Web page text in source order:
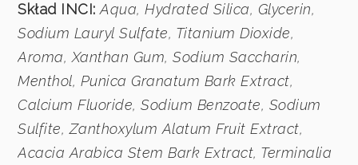
Skład INCI: Aqua, Hydrated Silica, Glycerin,
Sodium Lauryl Sulfate, Titanium Dioxide,
Aroma, Xanthan Gum, Sodium Saccharin,
Menthol, Punica Granatum Bark Extract,
Calcium Fluoride, Sodium Benzoate, Sodium
Sulfite, Zanthoxylum Alatum Fruit Extract,
Acacia Arabica Stem Bark Extract, Terminalia